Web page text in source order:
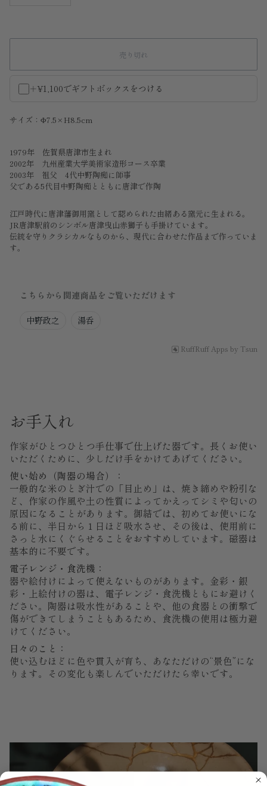
売り切れ
＋¥1,100でギフトボックスをつける
サイズ：Φ7.5×H8.5cm
1979年 佐賀県唐津市生まれ
2002年 九州産業大学美術家造形コース卒業
2003年 祖父 4代中野陶痴に師事
父である5代目中野陶痴とともに唐津で作陶
江戸時代に唐津藩御用窯として認められた由緒ある窯元に生まれる。
JR唐津駅前のシンボル唐津曳山赤獅子も手掛けています。
伝統を守りクラシカルなものから、現代に合わせた作品まで作っていま
す。
こちらから関連商品をご覧いただけます
中野政之 湯呑
RuffRuff Apps by Tsun
お手入れ
作家がひとつひとつ手仕事で仕上げた器です。長くお使い
いただくために、少しだけ手をかけてあげてください。
使い始め（陶器の場合）：
一般的な米のとぎ汁での「目止め」は、焼き締めや粉引な
ど、作家の作風や土の性質によってかえってシミや匂いの
原因になることがあります。御結では、初めてお使いにな
る前に、半日から１日ほど吸水させ、その後は、使用前に
さっと水にくぐらせることをおすすめしています。磁器は
基本的に不要です。
電子レンジ・食洗機：
器や絵付けによって使えないものがあります。金彩・銀
彩・上絵付けの器は、電子レンジ・食洗機ともにお避けく
ださい。陶器は吸水性があることや、他の食器との衝撃で
傷ができてしまうこともあるため、食洗機の使用は極力避
けてください。
日々のこと：
使い込むほどに色や貫入が育ち、あなただけの“景色”にな
ります。その変化も楽しんでいただけたら幸いです。